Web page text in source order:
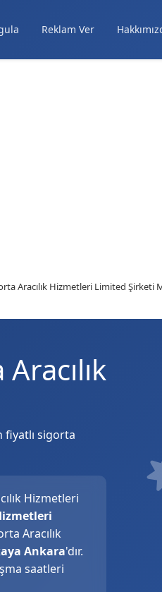
Reklam Ver
Aracılık Hizmetleri Limited Şirketi
fiyatlı sigorta
Hizmetleri
Aracılık
Ankara'dır.
saatleri